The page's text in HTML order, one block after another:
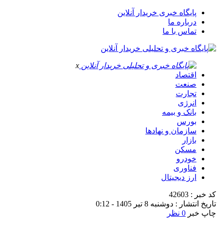
پایگاه خبری خریدار آنلاین
درباره ما
تماس با ما
x
اقتصاد
صنعت
تجارت
انرژی
بانک و بیمه
بورس
سازمان و نهادها
بازار
مسکن
خودرو
فناوری
ارز دیجیتال
کد خبر : 42603
تاریخ انتشار : دوشنبه 8 تیر 1405 - 0:12
چاپ خبر 0 نظر